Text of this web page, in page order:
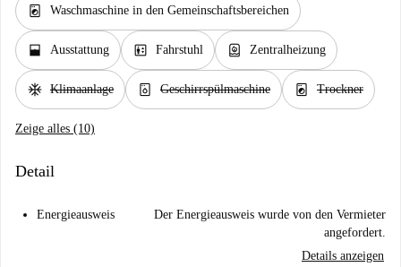
local_laundry_service Waschmaschine in den Gemeinschaftsbereichen
window_open Ausstattung elevator Fahrstuhl water_heater Zentralheizung
ac_unit Klimaanlage dishwasher_gen Geschirrspülmaschine local_laundry_service Trockner
Zeige alles (10)
Detail
Energieausweis
Der Energieausweis wurde von den Vermieter
angefordert.
Details anzeigen